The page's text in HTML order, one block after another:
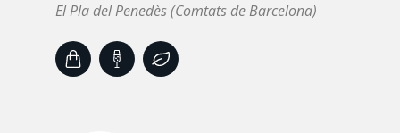
El Pla del Penedès (Comtats de Barcelona)